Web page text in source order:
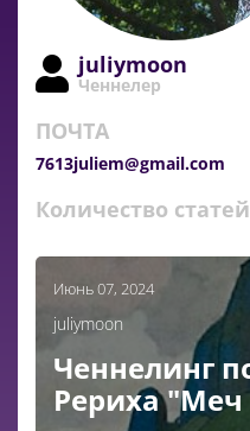
juliymoon
Ченнелер
ПОЧТА
7613juliem@gmail.com
Количество
Июнь 07, 2024
juliymoon
Ченнелинг
Рериха